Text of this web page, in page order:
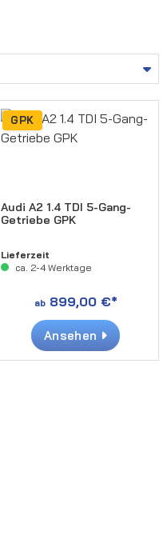
GPK
Audi A2 1.4 TDI 5-Gang-
Getriebe GPK
Lieferzeit
ca. 2-4 Werktage
ab899,00 €*
Ansehen